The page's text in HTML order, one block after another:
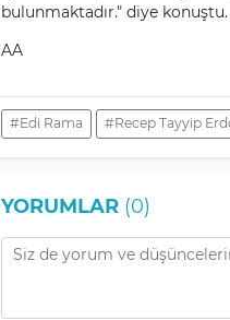
bulunmaktadır." diye konuştu.
AA
#Edi Rama #Recep Tayyip
YORUMLAR(0)